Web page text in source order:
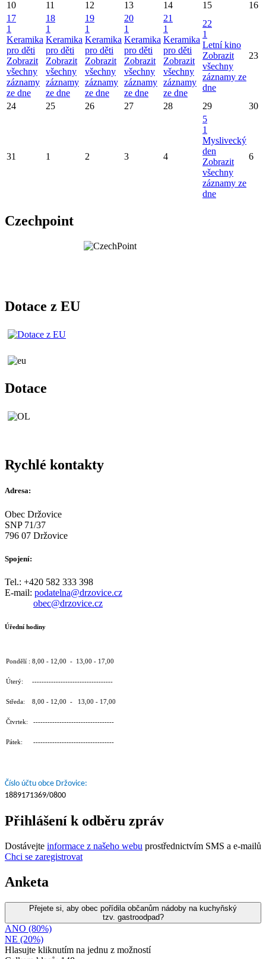
10 11 12 13 14 15
16
17
1
Keramika
pro děti
Zobrazit
všechny
záznamy
ze dne
18
1
Keramika
pro děti
Zobrazit
všechny
záznamy
ze dne
19
1
Keramika
pro děti
Zobrazit
všechny
záznamy
ze dne
20
1
Keramika
pro děti
Zobrazit
všechny
záznamy
ze dne
21
1
Keramika
pro děti
Zobrazit
všechny
záznamy
ze dne
22
1
Letní kino
Zobrazit
všechny
záznamy ze
dne
23
24 25 26 27 28 29 30
31 1 2 3 4
5
1
Myslivecký
den
Zobrazit
všechny
záznamy ze
dne
6
Czechpoint
Dotace z EU
Dotace
Rychlé kontakty
Adresa:
Obec Držovice
SNP 71/37
796 07 Držovice
Spojení:
Tel.: +420 582 333 398
E-mail: podatelna@drzovice.cz
obec@drzovice.cz
Úřední hodiny
Pondělí : 8,00 - 12,00 - 13,00 - 17,00
Úterý: ----------------------------------
Středa: 8,00 - 12,00 - 13,00 - 17,00
Čtvrtek: ----------------------------------
Pátek: ----------------------------------
Číslo účtu obce Držovice:
1889171369/0800
Přihlášení k odběru zpráv
Dostávejte informace z našeho webu prostřednictvím SMS a e-mailů
Chci se zaregistrovat
Anketa
Přejete si, aby obec pořídila občanům nádoby na kuchyňský
tzv. gastroodpad?
ANO (80%)
NE (20%)
Hlasujte kliknutím na jednu z možností